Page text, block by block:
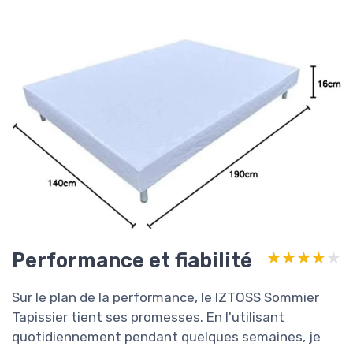
Performance et fiabilité ★★★★★
★★★★★
Sur le plan de la performance, le IZTOSS Sommier
Tapissier tient ses promesses. En l'utilisant
quotidiennement pendant quelques semaines, je